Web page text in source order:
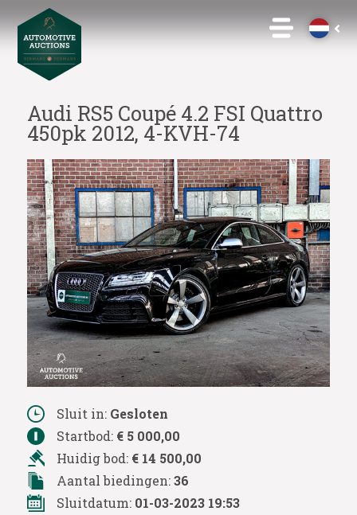
Audi RS5 Coupé 4.2 FSI Quattro
450pk 2012, 4-KVH-74
Sluit in: Gesloten
Startbod: € 5 000,00
Huidig bod: € 14 500,00
Aantal biedingen:36
Sluitdatum: 01-03-2023 19:53